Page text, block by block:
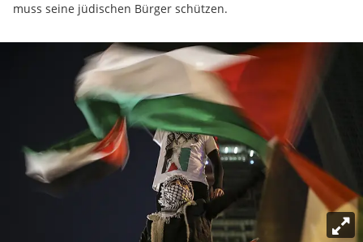
muss seine jüdischen Bürger schützen.